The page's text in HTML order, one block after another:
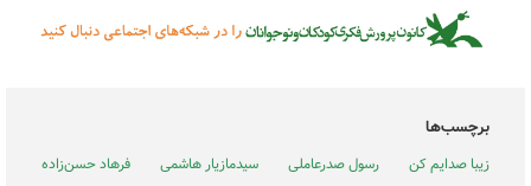
برچسب‌ها
زیبا صدایم کن رسول صدرعاملی سیدمازیار هاشمی
فرهاد حسن‌زاده